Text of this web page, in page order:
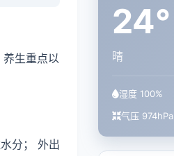
生重点以
分； 外出
24°
晴
湿度 100%
气压 974hPa